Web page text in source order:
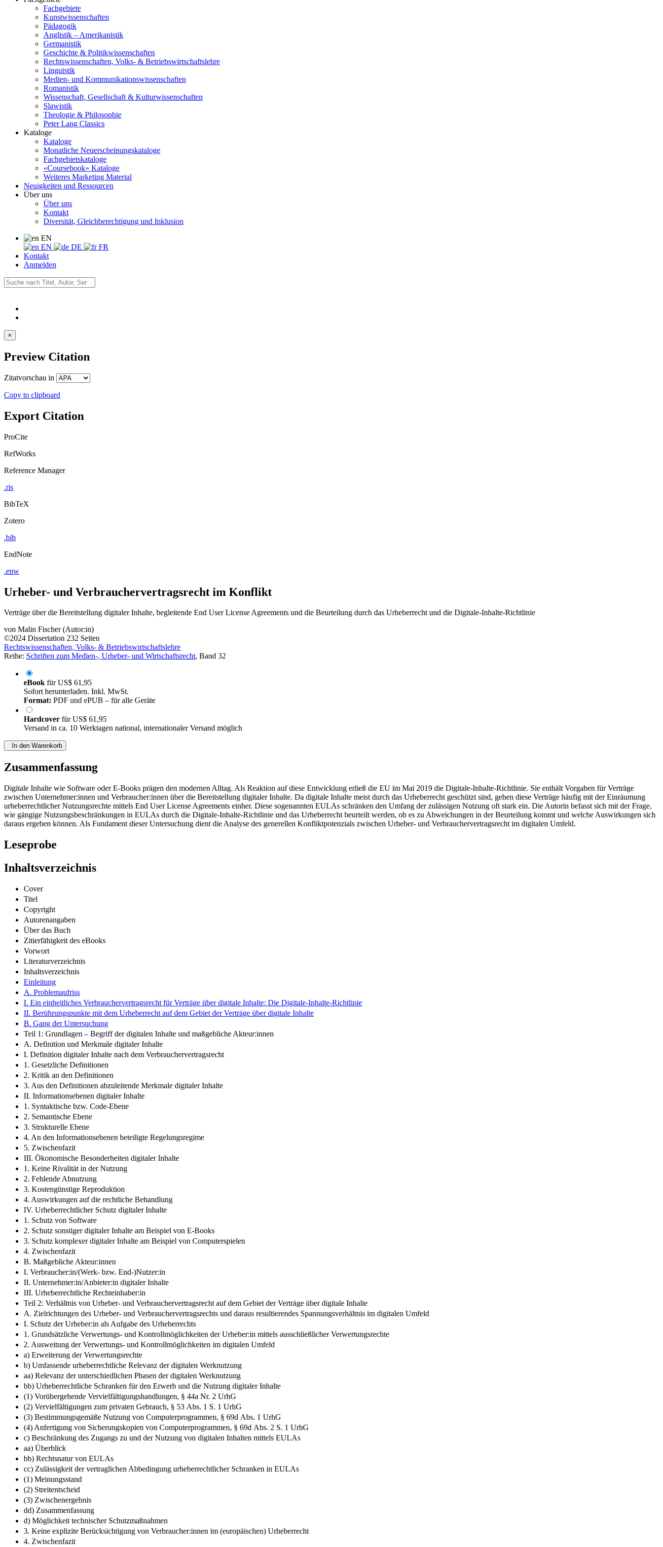
Fachgebiete
Kunstwissenschaften
Pädagogik
Anglistik – Amerikanistik
Germanistik
Geschichte & Politikwissenschaften
Rechtswissenschaften, Volks- & Betriebswirtschaftslehre
Linguistik
Medien- und Kommunikationswissenschaften
Romanistik
Wissenschaft, Gesellschaft & Kulturwissenschaften
Slawistik
Theologie & Philosophie
Peter Lang Classics
Kataloge
Kataloge
Monatliche Neuerscheinungskataloge
Fachgebietskataloge
«Coursebook» Kataloge
Weiteres Marketing Material
Neuigkeiten und Ressourcen
Über uns
Über uns
Kontakt
Diversität, Gleichberechtigung und Inklusion
EN
EN
DE
FR
Kontakt
Anmelden
×
Preview Citation
Zitatvorschau in
Copy to clipboard
Export Citation
ProCite
RefWorks
Reference Manager
.ris
BibTeX
Zotero
.bib
EndNote
.enw
Urheber- und Verbrauchervertragsrecht im Konflikt
Verträge über die Bereitstellung digitaler Inhalte, begleitende End User License Agreements und die Beurteilung durch das Urheberrecht und die Digitale-Inhalte-Richtlinie
von Malin Fischer (Autor:in)
©2024 Dissertation 232 Seiten
Rechtswissenschaften, Volks- & Betriebswirtschaftslehre
Reihe: Schriften zum Medien-, Urheber- und Wirtschaftsrecht, Band 32
eBook fürUS$ 61,95
Sofort herunterladen. Inkl. MwSt.
Format: PDF und ePUB – für alle Geräte
Hardcover fürUS$ 61,95
Versand in ca. 10 Werktagen national, internationaler Versand möglich
In den Warenkorb
Zusammenfassung
Digitale Inhalte wie Software oder E-Books prägen den modernen Alltag. Als Reaktion auf diese Entwicklung erließ die EU im Mai 2019 die Digitale-Inhalte-Richtlinie. Sie enthält Vorgaben für Verträge
zwischen Unternehmer:innen und Verbraucher:innen über die Bereitstellung digitaler Inhalte. Da digitale Inhalte meist durch das Urheberrecht geschützt sind, gehen diese Verträge häufig mit der Einräumung
urheberrechtlicher Nutzungsrechte mittels End User License Agreements einher. Diese sogenannten EULAs schränken den Umfang der zulässigen Nutzung oft stark ein. Die Autorin befasst sich mit der Frage,
wie gängige Nutzungsbeschränkungen in EULAs durch die Digitale-Inhalte-Richtlinie und das Urheberrecht beurteilt werden, ob es zu Abweichungen in der Beurteilung kommt und welche Auswirkungen sich
daraus ergeben können. Als Fundament dieser Untersuchung dient die Analyse des generellen Konfliktpotenzials zwischen Urheber- und Verbrauchervertragsrecht im digitalen Umfeld.
Leseprobe
Inhaltsverzeichnis
Cover
Titel
Copyright
Autorenangaben
Über das Buch
Zitierfähigkeit des eBooks
Vorwort
Literaturverzeichnis
Inhaltsverzeichnis
Einleitung
A. Problemaufriss
I. Ein einheitliches Verbrauchervertragsrecht für Verträge über digitale Inhalte: Die Digitale-Inhalte-Richtlinie
II. Berührungspunkte mit dem Urheberrecht auf dem Gebiet der Verträge über digitale Inhalte
B. Gang der Untersuchung
Teil 1: Grundlagen – Begriff der digitalen Inhalte und maßgebliche Akteur:innen
A. Definition und Merkmale digitaler Inhalte
I. Definition digitaler Inhalte nach dem Verbrauchervertragsrecht
1. Gesetzliche Definitionen
2. Kritik an den Definitionen
3. Aus den Definitionen abzuleitende Merkmale digitaler Inhalte
II. Informationsebenen digitaler Inhalte
1. Syntaktische bzw. Code-Ebene
2. Semantische Ebene
3. Strukturelle Ebene
4. An den Informationsebenen beteiligte Regelungsregime
5. Zwischenfazit
III. Ökonomische Besonderheiten digitaler Inhalte
1. Keine Rivalität in der Nutzung
2. Fehlende Abnutzung
3. Kostengünstige Reproduktion
4. Auswirkungen auf die rechtliche Behandlung
IV. Urheberrechtlicher Schutz digitaler Inhalte
1. Schutz von Software
2. Schutz sonstiger digitaler Inhalte am Beispiel von E-Books
3. Schutz komplexer digitaler Inhalte am Beispiel von Computerspielen
4. Zwischenfazit
B. Maßgebliche Akteur:innen
I. Verbraucher:in/(Werk- bzw. End-)Nutzer:in
II. Unternehmer:in/Anbieter:in digitaler Inhalte
III. Urheberrechtliche Rechteinhaber:in
Teil 2: Verhältnis von Urheber- und Verbrauchervertragsrecht auf dem Gebiet der Verträge über digitale Inhalte
A. Zielrichtungen des Urheber- und Verbrauchervertragsrechts und daraus resultierendes Spannungsverhältnis im digitalen Umfeld
I. Schutz der Urheber:in als Aufgabe des Urheberrechts
1. Grundsätzliche Verwertungs- und Kontrollmöglichkeiten der Urheber:in mittels ausschließlicher Verwertungsrechte
2. Ausweitung der Verwertungs- und Kontrollmöglichkeiten im digitalen Umfeld
a) Erweiterung der Verwertungsrechte
b) Umfassende urheberrechtliche Relevanz der digitalen Werknutzung
aa) Relevanz der unterschiedlichen Phasen der digitalen Werknutzung
bb) Urheberrechtliche Schranken für den Erwerb und die Nutzung digitaler Inhalte
(1) Vorübergehende Vervielfältigungshandlungen, § 44a Nr. 2 UrhG
(2) Vervielfältigungen zum privaten Gebrauch, § 53 Abs. 1 S. 1 UrhG
(3) Bestimmungsgemäße Nutzung von Computerprogrammen, § 69d Abs. 1 UrhG
(4) Anfertigung von Sicherungskopien von Computerprogrammen, § 69d Abs. 2 S. 1 UrhG
c) Beschränkung des Zugangs zu und der Nutzung von digitalen Inhalten mittels EULAs
aa) Überblick
bb) Rechtsnatur von EULAs
cc) Zulässigkeit der vertraglichen Abbedingung urheberrechtlicher Schranken in EULAs
(1) Meinungsstand
(2) Streitentscheid
(3) Zwischenergebnis
dd) Zusammenfassung
d) Möglichkeit technischer Schutzmaßnahmen
3. Keine explizite Berücksichtigung von Verbraucher:innen im (europäischen) Urheberrecht
4. Zwischenfazit